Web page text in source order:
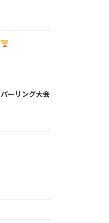
ーリング大会